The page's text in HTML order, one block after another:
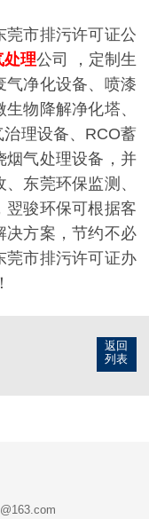
莞市排污许可证公
处理公司 ，定制生
气净化设备、喷漆
物降解净化塔、
理设备、RCO蓄
烟气处理设备，并
东莞环保监测、
翌骏环保可根据客
决方案，节约不必
莞市排污许可证办
返回
列表